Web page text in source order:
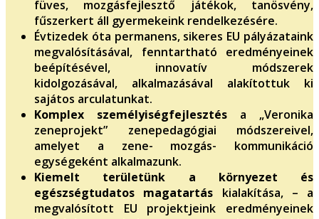
füves, mozgásfejlesztő játékok, tanösvény,
fűszerkert áll gyermekeink rendelkezésére.
Évtizedek óta permanens, sikeres EU pályázataink
megvalósításával, fenntartható eredményeinek
beépítésével, innovatív módszerek
kidolgozásával, alkalmazásával alakítottuk ki
sajátos arculatunkat.
Komplex személyiségfejlesztés a „Veronika
zeneprojekt” zenepedagógiai módszereivel,
amelyet a zene- mozgás- kommunikáció
egységeként alkalmazunk.
Kiemelt területünk a környezet és
egészségtudatos magatartás kialakítása, – a
megvalósított EU projektjeink eredményeinek